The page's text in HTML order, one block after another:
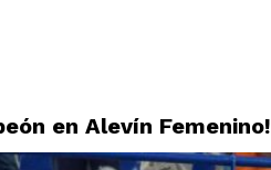
en Alevín Femenino!